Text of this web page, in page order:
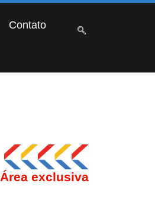
Contato
Área exclusiva